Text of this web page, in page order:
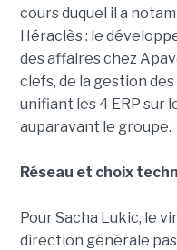
cours duquel il a
Héraclès : le
des affaires chez
clefs, de la gestion
unifiant les 4 ERP sur
auparavant le groupe.
Réseau et choix
Pour Sacha Lukic, le
direction générale